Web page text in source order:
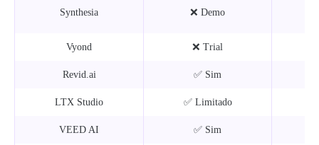
Synthesia ❌ Demo
Vyond ❌ Trial
Revid.ai ✅ Sim
LTX Studio ✅ Limitado
VEED AI ✅ Sim